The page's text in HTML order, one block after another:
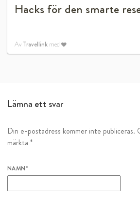
Hacks för den smarte
Av Travellink med
Lämna ett svar
Din e-postadress kommer inte publiceras.
märkta *
NAMN*